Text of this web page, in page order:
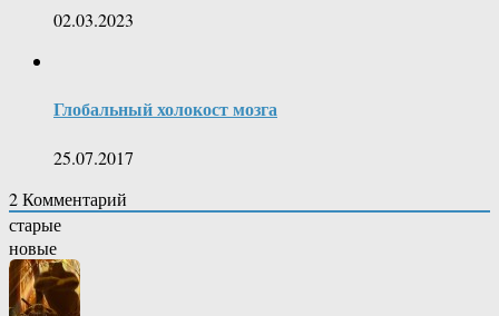
02.03.2023
Глобальный холокост мозга
25.07.2017
2Комментарий
старые
новые